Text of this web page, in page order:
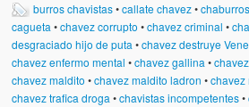
burros chavistas•callate chavez•chaburros
cagueta •chavez corrupto •chavez criminal •
desgraciado hijo de puta •chavez destruye
chavez enfermo mental •chavez gallina •
chavez maldito •chavez maldito ladron •chavez
chavez trafica droga •chavistas incompetentes•